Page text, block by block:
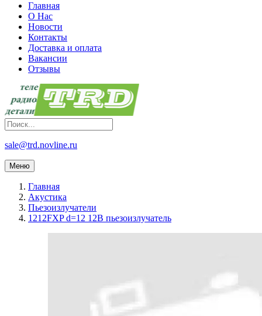
Главная
О Нас
Новости
Контакты
Доставка и оплата
Вакансии
Отзывы
sale@trd.novline.ru
Меню
Главная
Акустика
Пьезоизлучатели
1212FXP d=12 12В пьезоизлучатель